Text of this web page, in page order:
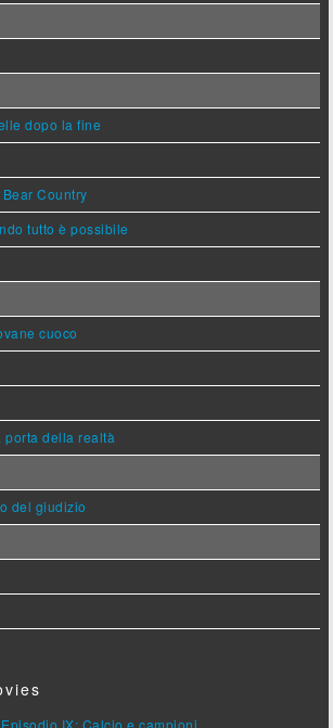
dopo la fine
Country
tutto è possibile
cuoco
porta della realtà
del giudizio